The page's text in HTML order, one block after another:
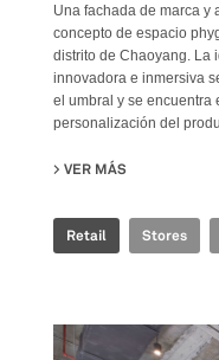
Una fachada de marca y
concepto de espacio
distrito de Chaoyang. La
innovadora e inmersiva
el umbral y se encuentra
personalización del
VER MÁS
Retail Stores